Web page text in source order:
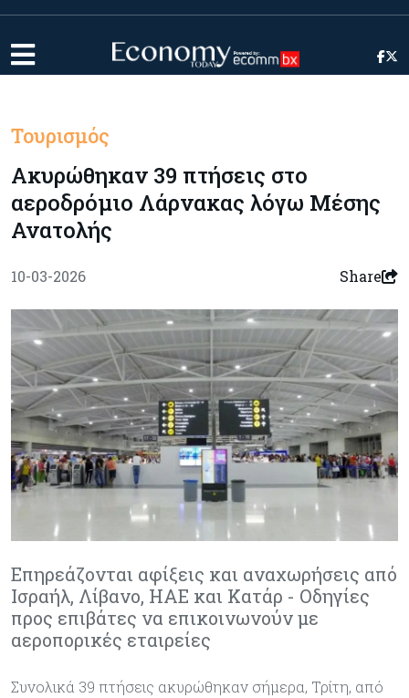
Τουρισμός
Ακυρώθηκαν 39 πτήσεις στο
αεροδρόμιο Λάρνακας λόγω Μέσης
Ανατολής
10-03-2026 Share
Επηρεάζονται αφίξεις και αναχωρήσεις από
Ισραήλ, Λίβανο, ΗΑΕ και Κατάρ - Οδηγίες
προς επιβάτες να επικοινωνούν με
αεροπορικές εταιρείες
Συνολικά 39 πτήσεις ακυρώθηκαν σήμερα, Τρίτη, από